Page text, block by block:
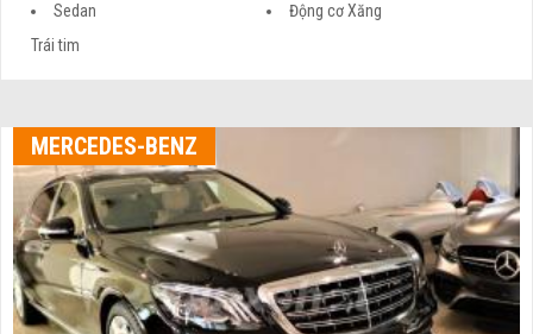
Sedan
Động cơ Xăng
Trái tim
MERCEDES-BENZ